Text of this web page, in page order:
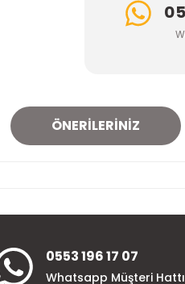
ÖNERILERINIZ
0553 196 17 07
Whatsapp Müşteri Hattı